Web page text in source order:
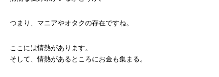
つまり、マニアやオタクの存在ですね。
ここには情熱があります。
そして、情熱があるところにお金も集まる。